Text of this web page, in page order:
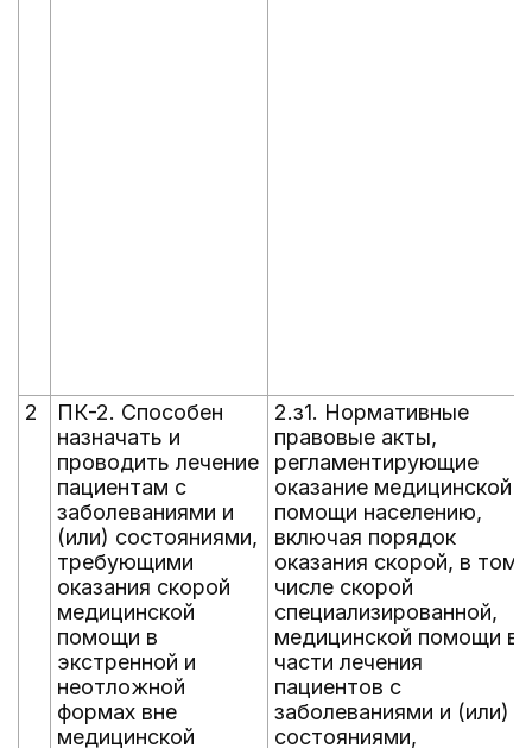
2
ПК-2. Способен
назначать и
проводить лечение
пациентам с
заболеваниями и
(или) состояниями,
требующими
оказания скорой
медицинской
помощи в
экстренной и
неотложной
формах вне
медицинской
2.з1. Нормативные
правовые акты,
регламентирующие
оказание медицинской
помощи населению,
включая порядок
оказания скорой, в том
числе скорой
специализированной,
медицинской помощи в
части лечения
пациентов с
заболеваниями и (или)
состояниями,